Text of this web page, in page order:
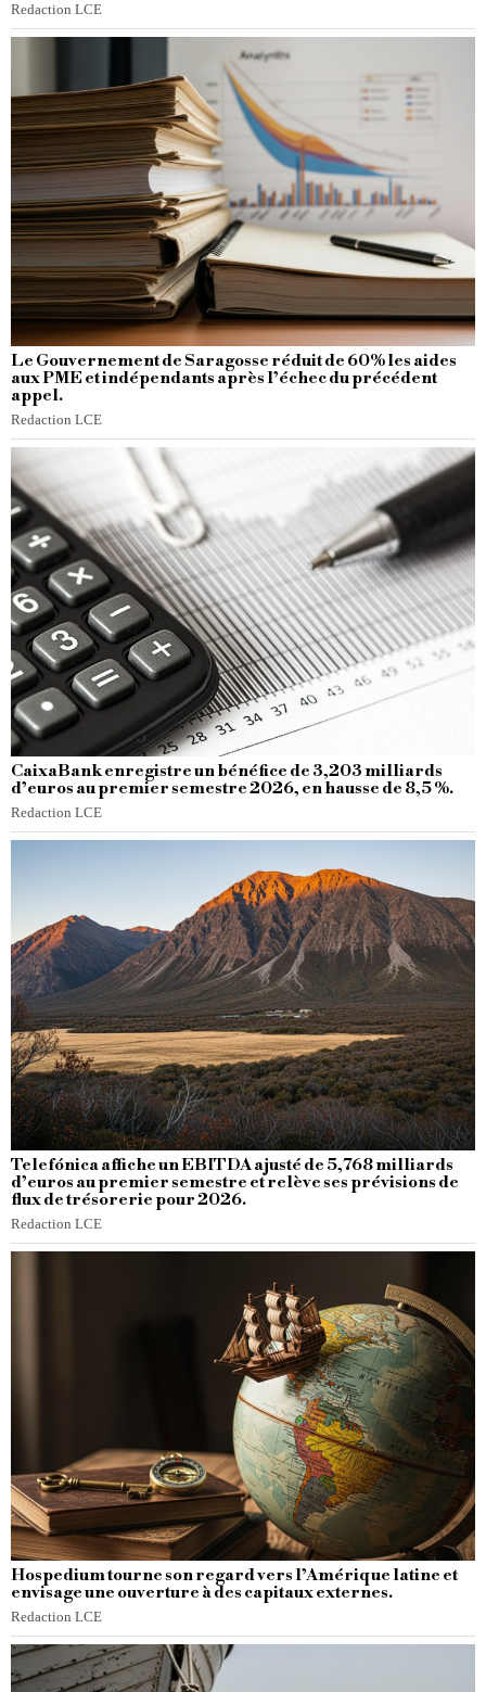
Redaction LCE
Le Gouvernement de Saragosse réduit de 60% les aides
aux PME et indépendants après l’échec du précédent
appel.
Redaction LCE
CaixaBank enregistre un bénéfice de 3,203 milliards
d’euros au premier semestre 2026, en hausse de 8,5 %.
Redaction LCE
Telefónica affiche un EBITDA ajusté de 5,768 milliards
d’euros au premier semestre et relève ses prévisions de
flux de trésorerie pour 2026.
Redaction LCE
Hospedium tourne son regard vers l’Amérique latine et
envisage une ouverture à des capitaux externes.
Redaction LCE